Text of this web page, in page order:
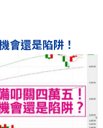
會還是陷阱！